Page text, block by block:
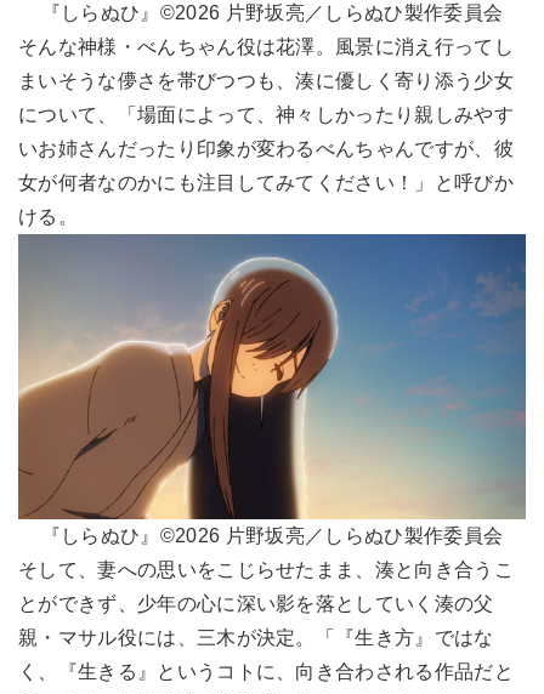
『しらぬひ』©2026 片野坂亮／しらぬひ製作委員会
そんな神様・べんちゃん役は花澤。風景に消え行ってし
まいそうな儚さを帯びつつも、湊に優しく寄り添う少女
について、「場面によって、神々しかったり親しみやす
いお姉さんだったり印象が変わるべんちゃんですが、彼
女が何者なのかにも注目してみてください！」と呼びか
ける。
『しらぬひ』©2026 片野坂亮／しらぬひ製作委員会
そして、妻への思いをこじらせたまま、湊と向き合うこ
とができず、少年の心に深い影を落としていく湊の父
親・マサル役には、三木が決定。「『生き方』ではな
く、『生きる』というコトに、向き合わされる作品だと